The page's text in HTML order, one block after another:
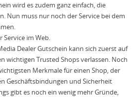
wird es zudem ganz einfach, die
Nun muss nur noch der Service bei dem
Service im Web.
Dealer Gutschein kann sich zuerst auf
wichtigen Trusted Shops verlassen. Noch
Merkmale für einen Shop, der
Geschäftsbindungen und Sicherheit
gibt es noch ein wenig mehr Gründe,